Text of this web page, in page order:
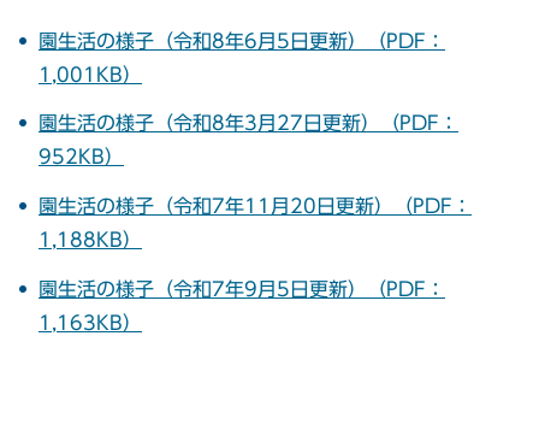
園生活の様子（令和8年6月5日更新）（PDF：
1,001KB）
園生活の様子（令和8年3月27日更新）（PDF：
952KB）
園生活の様子（令和7年11月20日更新）（PDF：
1,188KB）
園生活の様子（令和7年9月5日更新）（PDF：
1,163KB）